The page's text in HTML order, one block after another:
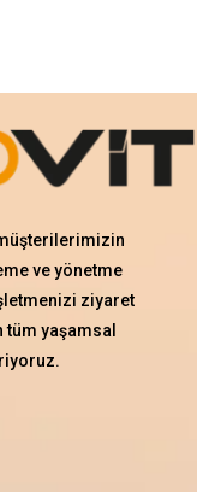
ve yönetme
ziyaret
yaşamsal